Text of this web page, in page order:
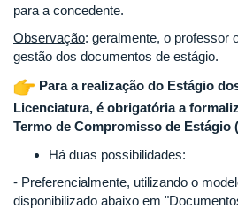
para a concedente.
Observação: geralmente, o professor
gestão dos documentos de estágio.
Para a realização do Estágio
Licenciatura, é obrigatória a
Termo de Compromisso de Estágio
Há duas possibilidades:
- Preferencialmente, utilizando o
disponibilizado abaixo em